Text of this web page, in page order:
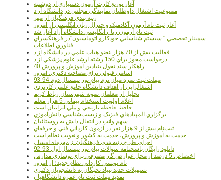
آغاز توزيع کارت آزمون دستياري از دوشنبه
ممنوعيت اشتغال داوطلبان نمايندگي مجلس در دانشگاه آزاد
رتبه بندي فرهنگيان از مهر
آغاز ثبت نام آزمون آکادميک و جنرال زبان انگليسي از امروز
ثبت نام آزمون زبان انگليسي دانشگاه آزاد آغاز شد
سمينار تخصصي " سيستم شناسايي خودکارو اتوماسيون"در فرهنگسراي
فناوري اطلاعات
فعاليت بيش از 70 هزار عضو هيات علمي در دانشگاه آزاد
درخواست مجوز براي 150 رشته ارشد علوم پزشکي آزاد
40 راهکار سند تحول بنيادين آموزش و پرورش
اسامي قبولي براي مصاحبه دکتري، امروز
مهلت ثبت نمره میان ترم پیام نور نیمسال دوم 94-93
اشتغالزايي از اهداف دانشگاه جامع علمي کاربردي
تجليل از معلمان نمونه شهرستان رباط کريم
اعلام اولويت استخدام پيماني 5 هزار معلم
حافظ حافظه تاريخي و ملي ايرانيان است
برگزاري المپيادهاي فيزيک و زيست‌شناسي دانش‌آموزي
سهم وانت در انتقال دانش به روستائيان
ثبت‌نام بيش از 9 هزار نفر در آزمون کارداني فني و حرفه‌اي
خدمت به آموزش و پرورش، خدمت به کشور و تقويت نظام است
اجراي طرح رتبه بندي فرهنگيان از مهرماه امسال
دانلود رایگان پاسخنامه سوالات پیام نور نیمسال اول 93-92
اختصاص 5 درصد از محل عوارض گاز مصرفي براي نوسازي مدارس
نام نويسي کارداني نظام جديد؛ از امروز
تسهيلات جديد بنياد نخبگان به دانشجويان دکتري
تمديد مهلت ثبت نام عمره دانشگاهيان